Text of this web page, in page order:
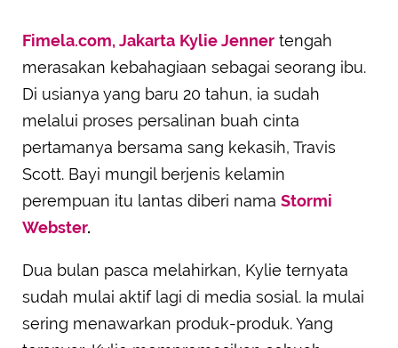
Fimela.com, Jakarta Kylie Jenner tengah
merasakan kebahagiaan sebagai seorang ibu.
Di usianya yang baru 20 tahun, ia sudah
melalui proses persalinan buah cinta
pertamanya bersama sang kekasih, Travis
Scott. Bayi mungil berjenis kelamin
perempuan itu lantas diberi nama Stormi
Webster.
Dua bulan pasca melahirkan, Kylie ternyata
sudah mulai aktif lagi di media sosial. Ia mulai
sering menawarkan produk-produk. Yang